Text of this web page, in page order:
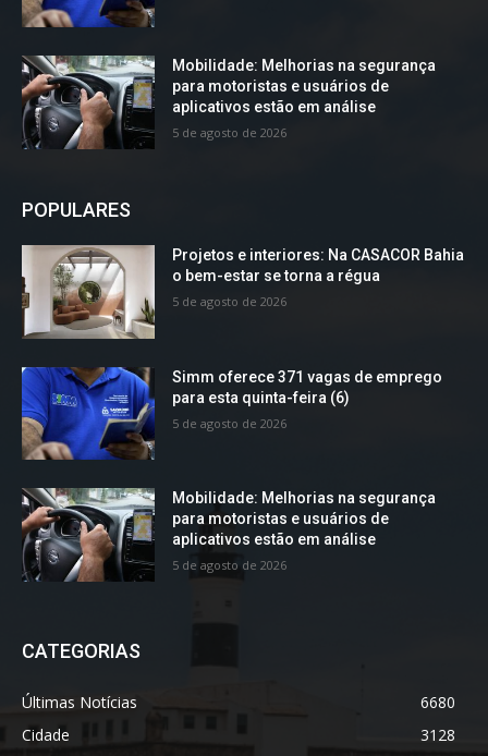
Mobilidade: Melhorias na segurança
para motoristas e usuários de
aplicativos estão em análise
5 de agosto de 2026
POPULARES
Projetos e interiores: Na CASACOR Bahia
o bem-estar se torna a régua
5 de agosto de 2026
Simm oferece 371 vagas de emprego
para esta quinta-feira (6)
5 de agosto de 2026
Mobilidade: Melhorias na segurança
para motoristas e usuários de
aplicativos estão em análise
5 de agosto de 2026
CATEGORIAS
Últimas Notícias
6680
Cidade
3128